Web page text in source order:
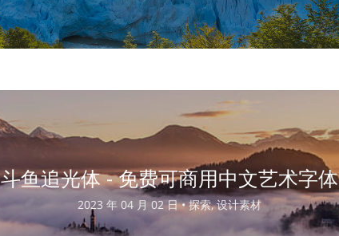
斗鱼追光体 - 免费可商用中文艺术字体
2023 年 04 月 02 日 •探索, 设计素材